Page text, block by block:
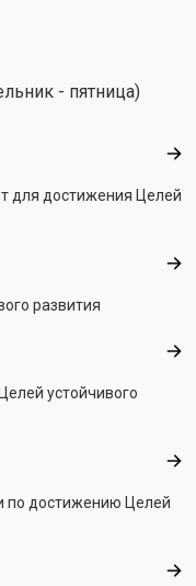
- пятница)
Об
для достижения Целей
развития
устойчивого
по достижению Целей